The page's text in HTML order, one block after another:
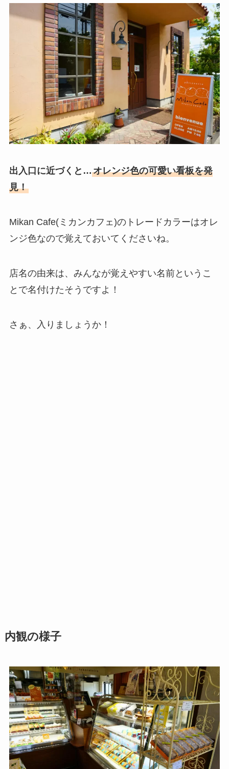
出入口に近づくと…オレンジ色の可愛い看板を発
見！
Mikan Cafe(ミカンカフェ)のトレードカラーはオレ
ンジ色なので覚えておいてくださいね。
店名の由来は、みんなが覚えやすい名前というこ
とで名付けたそうですよ！
さぁ、入りましょうか！
内観の様子